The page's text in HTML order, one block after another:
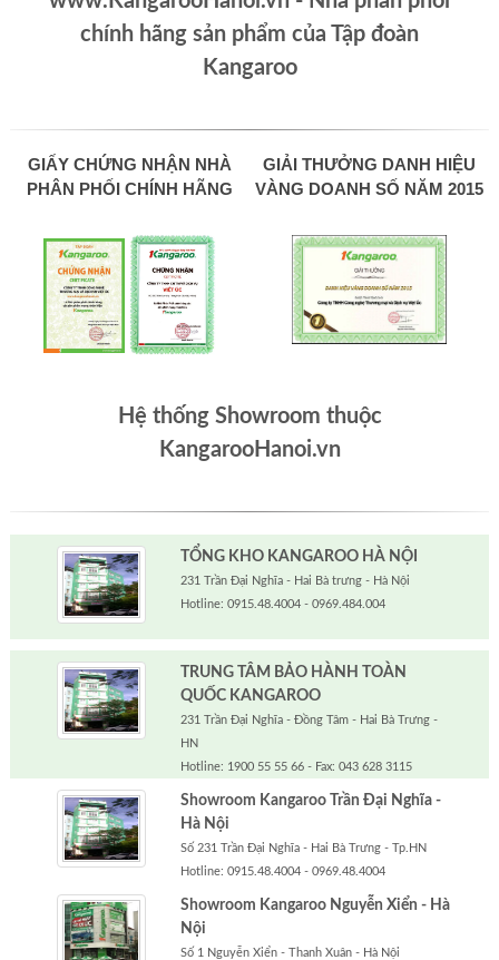
chính hãng sản phẩm của Tập đoàn
Kangaroo
GIẤY CHỨNG NHẬN NHÀ
PHÂN PHỐI CHÍNH HÃNG
GIẢI THƯỞNG DANH HIỆU
VÀNG DOANH SỐ NĂM 2015
Hệ thống Showroom thuộc
KangarooHanoi.vn
TỔNG KHO KANGAROO HÀ NỘI
231 Trần Đại Nghĩa - Hai Bà trưng - Hà Nội
Hotline: 0915.48.4004 - 0969.484.004
TRUNG TÂM BẢO HÀNH TOÀN
QUỐC KANGAROO
231 Trần Đại Nghĩa - Đồng Tâm - Hai Bà Trưng -
HN
Hotline: 1900 55 55 66 - Fax: 043 628 3115
Showroom Kangaroo Trần Đại Nghĩa -
Hà Nội
Số 231 Trần Đại Nghĩa - Hai Bà Trưng - Tp.HN
Hotline: 0915.48.4004 - 0969.48.4004
Showroom Kangaroo Nguyễn Xiển - Hà
Nội
Số 1 Nguyễn Xiển - Thanh Xuân - Hà Nội